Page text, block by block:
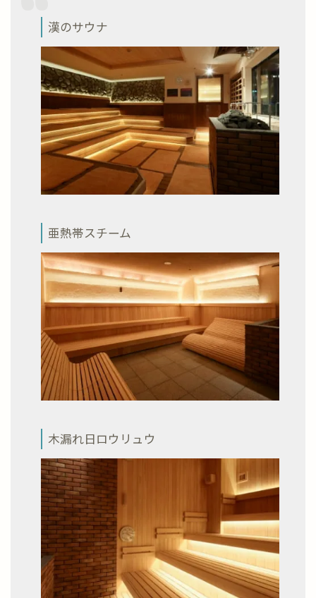
漢のサウナ
亜熱帯スチーム
木漏れ日ロウリュウ